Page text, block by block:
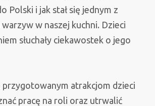
Polski i jak stał się jednym z
w naszej kuchni. Dzieci
słuchały ciekawostek o jego
przygotowanym atrakcjom dzieci
pracę na roli oraz utrwalić